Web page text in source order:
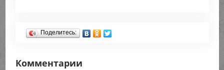
Поделитесь:
Комментарии